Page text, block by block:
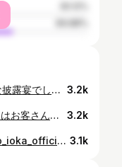
2人とも本当におめでとう‼︎ ステキな披露宴でした。 @hirotakaurabe @takahashiyu.official 3.2k
応援ありがとうございました。 今回はお客さんとの勝負できなくてすみません。わがままですが次楽しみにしてください。次で仕上がります。 3.2k
@k1takeru @10969taka @kazuto_ioka_official @alonza_fitness_kickboxing ありがとうございました✨ 3.1k